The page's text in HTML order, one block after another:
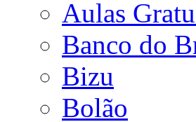
Aulas
Banco do
Bizu
Bolão